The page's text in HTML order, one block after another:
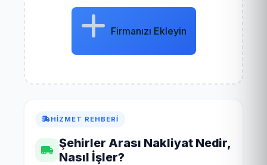
Firmanızı Ekleyin
HIZMET REHBERI
Şehirler Arası Nakliyat Nedir,
Nasıl İşler?